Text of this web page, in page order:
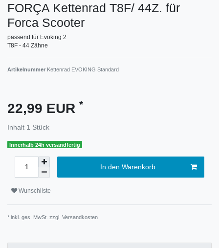
FORÇA Kettenrad T8F/ 44Z. für
Forca Scooter
passend für Evoking 2
T8F - 44 Zähne
Artikelnummer Kettenrad EVOKING Standard
22,99 EUR *
Inhalt 1 Stück
Innerhalb 24h versandfertig
In den Warenkorb
Wunschliste
* inkl. ges. MwSt. zzgl. Versandkosten